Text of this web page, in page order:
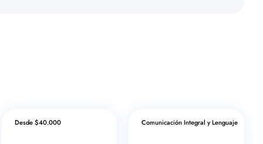
Desde $40.000 Comunicación Integral y Lenguaje